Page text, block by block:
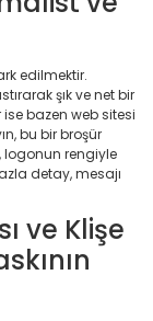
edilmektir.
şık ve net bir
bazen web sitesi
bu bir broşür
logonun rengiyle
detay, mesajı
ve Klişe